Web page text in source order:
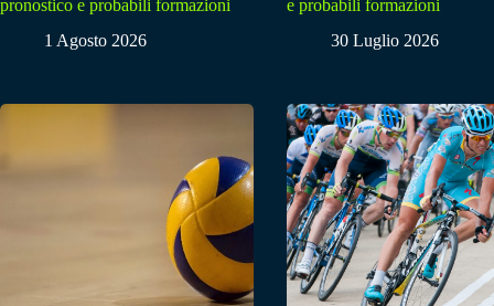
pronostico e probabili formazioni
1 Agosto 2026
e probabili formazioni
30 Luglio 2026